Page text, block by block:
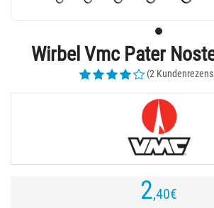
Wirbel Vmc Pater
(2
2,40€